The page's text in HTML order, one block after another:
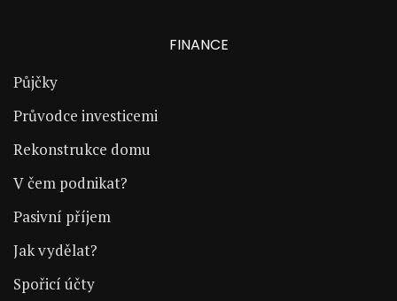
FINANCE
Půjčky
Průvodce investicemi
Rekonstrukce domu
V čem podnikat?
Pasivní příjem
Jak vydělat?
Spořicí účty